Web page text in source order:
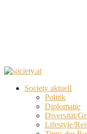
Society aktuell
Politik
Diplomatie
Diversität/
Lifestyle/